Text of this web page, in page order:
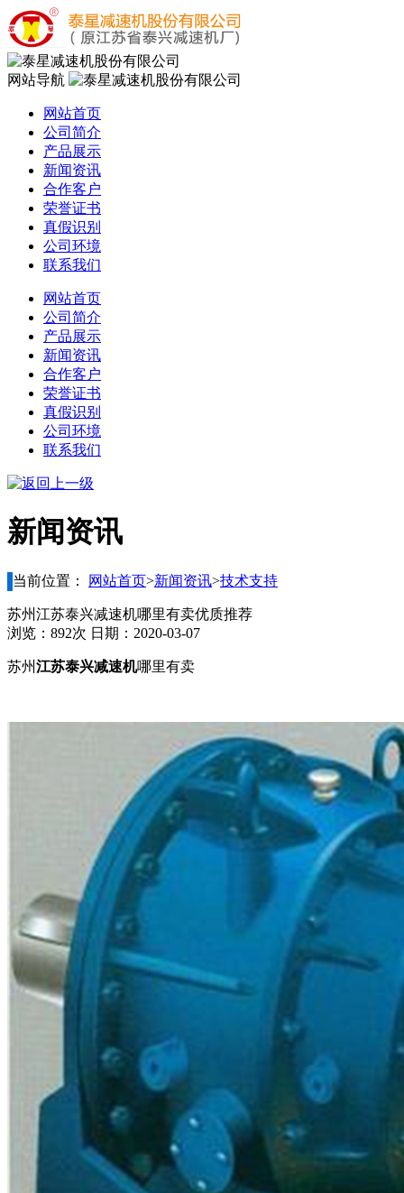
网站导航
网站首页
公司简介
产品展示
新闻资讯
合作客户
荣誉证书
真假识别
公司环境
联系我们
网站首页
公司简介
产品展示
新闻资讯
合作客户
荣誉证书
真假识别
公司环境
联系我们
新闻资讯
当前位置： 网站首页>新闻资讯>技术支持
苏州江苏泰兴减速机哪里有卖优质推荐
浏览：892次 日期：2020-03-07
苏州江苏泰兴减速机哪里有卖